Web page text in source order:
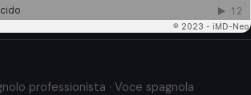
professionista · Voce spagnola